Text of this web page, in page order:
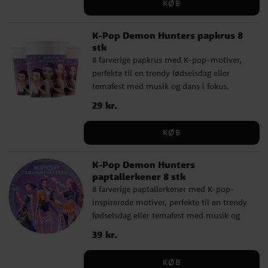
fremstillet af FSC-mærket papir, hvilket
ansvarligt drevne skove med hensyn til
både miljø og mennesker.
KØB
K-Pop Demon Hunters papkrus 8
stk
8 farverige papkrus med K-pop-motiver,
perfekte til en trendy fødselsdag eller
temafest med musik og dans i fokus.
Krusene egner sig godt til saft eller andre
drikke og bidrager til en moderne og flot
FSC-mærket pap, hvilket betyder, at
skove med hensyn til både miljø og
mennesker. Krusene rummer ca. 200 ml.
Pris:29 kr.
29 kr.
KØB
K-Pop Demon Hunters
paptallerkener 8 stk
8 farverige paptallerkener med K-pop-
inspirerede motiver, perfekte til en trendy
fødselsdag eller temafest med musik og
dans i fokus. Tallerkenerne egner sig godt
Pris:39 kr.
39 kr.
KØB